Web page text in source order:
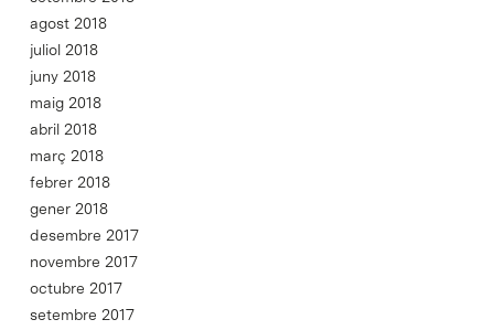
agost 2018
juliol 2018
juny 2018
maig 2018
abril 2018
març 2018
febrer 2018
gener 2018
desembre 2017
novembre 2017
octubre 2017
setembre 2017